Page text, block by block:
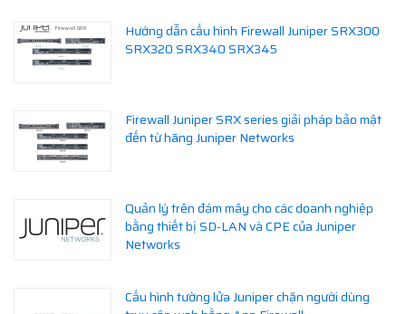
Hướng dẫn cấu hình Firewall Juniper SRX300
SRX320 SRX340 SRX345
Firewall Juniper SRX series giải pháp bảo mật
đến từ hãng Juniper Networks
Quản lý trên đám mây cho các doanh nghiệp
bằng thiết bị SD-LAN và CPE của Juniper
Networks
Cấu hình tường lửa Juniper chặn người dùng